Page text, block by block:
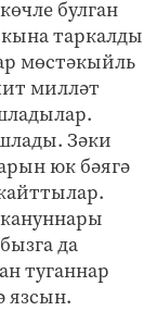
булган
таркалды
мөстәкыйль
милләт
Зәки
юк бәягә
да
туганнар
язсын.